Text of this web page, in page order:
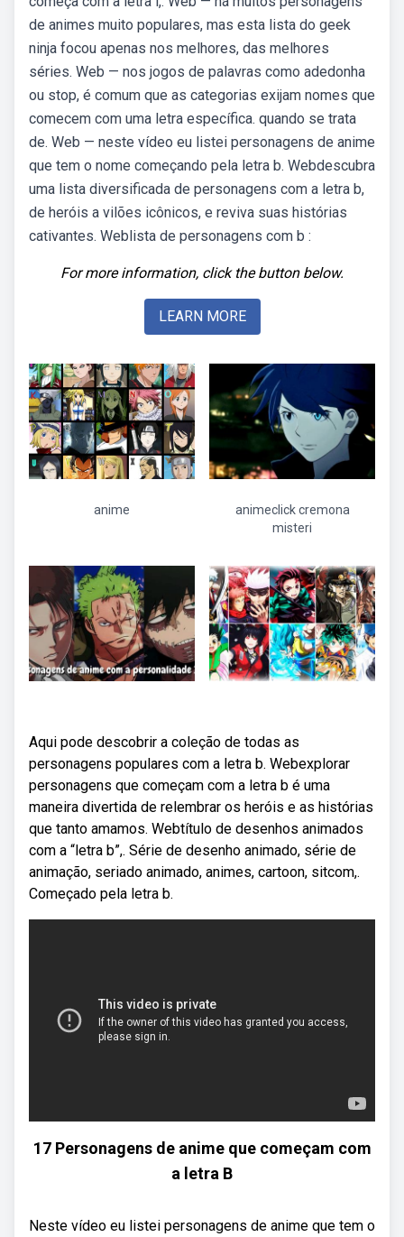
de animes muito populares, mas esta lista do geek
ninja focou apenas nos melhores, das melhores
séries. Web — nos jogos de palavras como adedonha
ou stop, é comum que as categorias exijam nomes que
comecem com uma letra específica. quando se trata
de. Web — neste vídeo eu listei personagens de anime
que tem o nome começando pela letra b. Webdescubra
uma lista diversificada de personagens com a letra b,
de heróis a vilões icônicos, e reviva suas histórias
cativantes. Weblista de personagens com b :
For more information, click the button below.
LEARN MORE
anime
animeclick cremona
misteri
Aqui pode descobrir a coleção de todas as
personagens populares com a letra b. Webexplorar
personagens que começam com a letra b é uma
maneira divertida de relembrar os heróis e as histórias
que tanto amamos. Webtítulo de desenhos animados
com a “letra b”,. Série de desenho animado, série de
animação, seriado animado, animes, cartoon, sitcom,.
Começado pela letra b.
17 Personagens de anime que começam com
a letra B
Neste vídeo eu listei personagens de anime que tem o